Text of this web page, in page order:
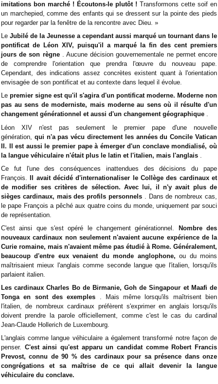
imitations bon marché ! Écoutons-le plutôt ! Transformons cette soif en
un marchepied, comme des enfants qui se dressent sur la pointe des pieds
pour regarder par la fenêtre de la rencontre avec Dieu. »
Le Jubilé de la Jeunesse a cependant aussi marqué un tournant dans le
pontificat de Léon XIV, puisqu'il a marqué la fin des cent premiers
jours de son règne. Aucune décision gouvernementale ne permet encore
de comprendre l'orientation que prendra l'œuvre du nouveau pape.
Cependant, des indications assez concrètes existent quant à l'orientation
envisagée de son pontificat et au contexte dans lequel il évolue.
Le premier signe est qu'il s'agira d'un pontificat moderne. Moderne non
pas au sens de moderniste, mais moderne au sens où il résulte d'un
changement générationnel et aussi d'un changement géographique .
Léon XIV n'est pas seulement le premier pape d'une nouvelle
génération, qui n'a pas vécu directement les années du Concile Vatican
II. Il est aussi le premier pape à émerger d'un conclave mondialisé, où
la langue véhiculaire n'était plus le latin et l'italien, mais l'anglais
Ce fut l'une des conséquences inattendues des décisions du pape
François.Il avait décidé d'internationaliser le Collège des cardinaux et
de modifier ses critères de sélection. Avec lui, il n'y avait plus de
sièges cardinaux, mais des profils personnels . Dans de nombreux cas,
le pape François a pêché aux quatre coins du monde, uniquement par souci
de représentation.
C'est ainsi que s'est opéré le changement générationnel.
Nombre des
nouveaux cardinaux non seulement n'avaient aucune expérience de la
Curie romaine, mais n'avaient même pas étudié à Rome. Généralement,
beaucoup d'entre eux venaient du monde anglophone, ou du moins
maîtrisaient mieux l'anglais comme seconde langue que l'italien, lorsqu'ils
parlaient italien.
Les cardinaux Charles Bo de Birmanie, Goh de Singapour et Maafi de
Tonga en sont des exemples . Mais même lorsqu'ils maîtrisent bien
l'italien, de nombreux cardinaux préfèrent s'exprimer en anglais lorsqu'ils
doivent prendre la parole officiellement, comme c'est le cas du cardinal
Jean-Claude Hollerich de Luxembourg.
L'anglais comme langue véhiculaire a également transformé notre façon de
penser. C'est ainsi qu'est apparu un candidat comme Robert Francis
Prevost, connu de 90 % des cardinaux pour sa présence dans onze
congrégations et sa maîtrise de ce qui allait devenir la langue
véhiculaire du conclave.